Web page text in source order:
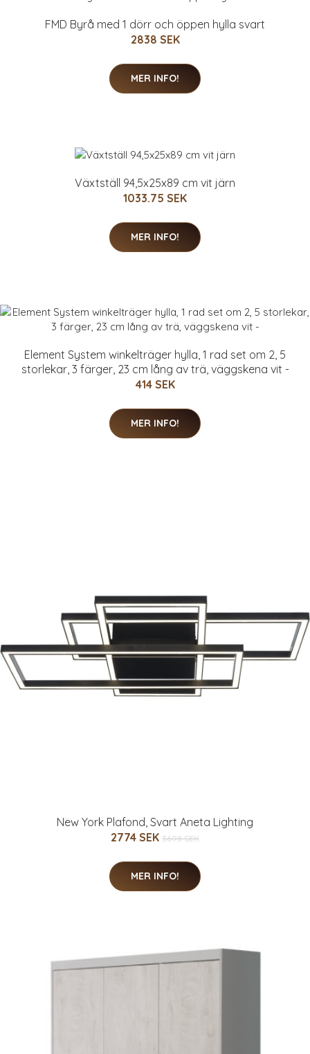
FMD Byrå med 1 dörr och öppen hylla svart
2838 SEK
MER INFO!
Växtställ 94,5x25x89 cm vit järn
1033.75 SEK
MER INFO!
Element System winkelträger hylla, 1 rad set om 2, 5
storlekar, 3 färger, 23 cm lång av trä, väggskena vit -
414 SEK
MER INFO!
New York Plafond, Svart Aneta Lighting
2774 SEK 3698 SEK
MER INFO!